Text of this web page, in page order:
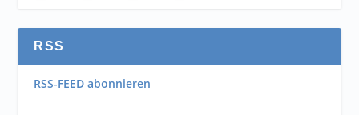
RSS
RSS-FEED abonnieren